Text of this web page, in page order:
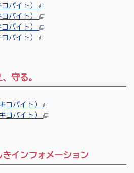
ロバイト）
ロバイト）
ロバイト）
ロバイト）
守る。
ロバイト）
ロバイト）
インフォメーション